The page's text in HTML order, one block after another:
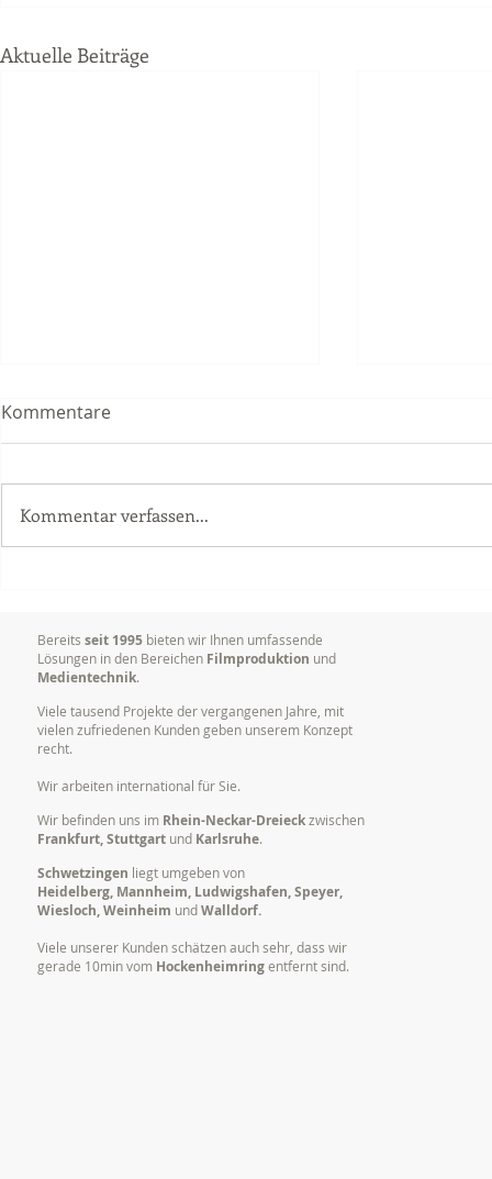
Aktuelle Beiträge
durch bewegte Bilder
Kommentare
Kommentar verfassen...
Bereits seit 1995 bieten wir Ihnen umfassende
Lösungen in den Bereichen Filmproduktion und
Medientechnik.
Viele tausend Projekte der vergangenen Jahre, mit
vielen zufriedenen Kunden geben unserem Konzept
recht.
Wir arbeiten international für Sie.
Wir befinden uns im Rhein-Neckar-Dreieckzwischen
Frankfurt, Stuttgart und Karlsruhe.
Schwetzingen liegt umgeben von
Heidelberg, Mannheim, Ludwigshafen, Speyer,
Wiesloch, Weinheim undWalldorf.
Viele unserer Kunden schätzen auch sehr, dass wir
gerade 10min vom Hockenheimringentfernt sind.